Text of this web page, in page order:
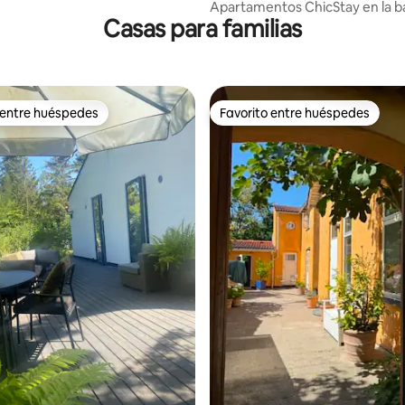
e
Apartamentos ChicStay en la
Casas para familias
5 de 5; 9 evaluaciones
huéspedes
huéspedes Favorito entre huéspedes
Favorito entre huéspedes